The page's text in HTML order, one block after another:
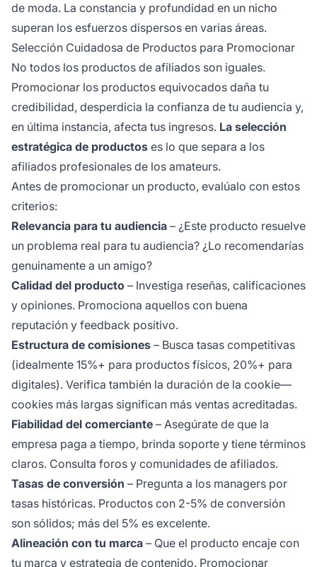
de moda. La constancia y profundidad en un nicho
superan los esfuerzos dispersos en varias áreas.
Selección Cuidadosa de Productos para Promocionar
No todos los productos de afiliados son iguales.
Promocionar los productos equivocados daña tu
credibilidad, desperdicia la confianza de tu audiencia y,
en última instancia, afecta tus ingresos. La selección
estratégica de productos es lo que separa a los
afiliados profesionales de los amateurs.
Antes de promocionar un producto, evalúalo con estos
criterios:
Relevancia para tu audiencia – ¿Este producto resuelve
un problema real para tu audiencia? ¿Lo recomendarías
genuinamente a un amigo?
Calidad del producto – Investiga reseñas, calificaciones
y opiniones. Promociona aquellos con buena
reputación y feedback positivo.
Estructura de comisiones – Busca tasas competitivas
(idealmente 15%+ para productos físicos, 20%+ para
digitales). Verifica también la duración de la cookie—
cookies más largas significan más ventas acreditadas.
Fiabilidad del comerciante – Asegúrate de que la
empresa paga a tiempo, brinda soporte y tiene términos
claros. Consulta foros y comunidades de afiliados.
Tasas de conversión – Pregunta a los managers por
tasas históricas. Productos con 2-5% de conversión
son sólidos; más del 5% es excelente.
Alineación con tu marca – Que el producto encaje con
tu marca y estrategia de contenido. Promocionar